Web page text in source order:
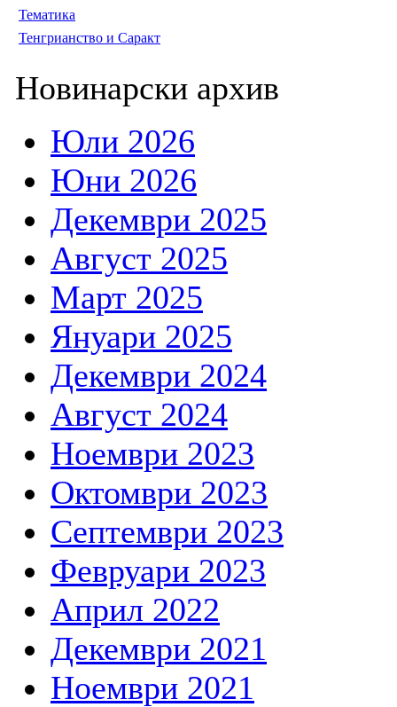
Тематика
Тенгрианство и Саракт
Новинарски архив
Юли 2026
Юни 2026
Декември 2025
Август 2025
Март 2025
Януари 2025
Декември 2024
Август 2024
Ноември 2023
Октомври 2023
Септември 2023
Февруари 2023
Април 2022
Декември 2021
Ноември 2021